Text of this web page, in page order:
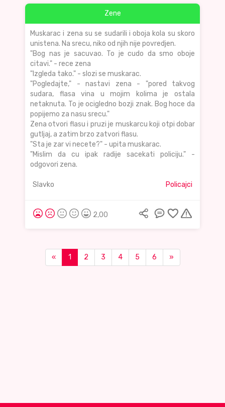
Zene
Muskarac i zena su se sudarili i oboja kola su skoro
unistena. Na srecu, niko od njih nije povredjen.
"Bog nas je sacuvao. To je cudo da smo oboje
citavi." - rece zena
"Izgleda tako." - slozi se muskarac.
"Pogledajte," - nastavi zena - "pored takvog
sudara, flasa vina u mojim kolima je ostala
netaknuta. To je ocigledno bozji znak. Bog hoce da
popijemo za nasu srecu."
Zena otvori flasu i pruzi je muskarcu koji otpi dobar
gutljaj, a zatim brzo zatvori flasu.
"Sta je zar vi necete?" - upita muskarac.
"Mislim da cu ipak radije sacekati policiju." -
odgovori zena.
Slavko Policajci
2,00
« 1 2 3 4 5 6 »